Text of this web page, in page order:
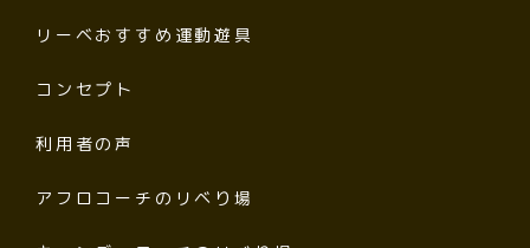
リーベおすすめ運動遊具
コンセプト
利用者の声
アフロコーチのリベり場